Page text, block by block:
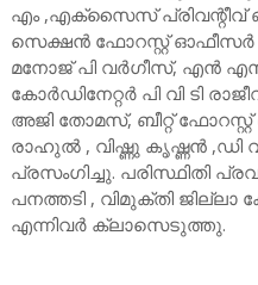
എം ,എക്സൈസ് പ്രിവന്റീവ്
സെക്ഷൻ ഫോറസ്റ്റ്
മനോജ് പി വർഗീസ്, എൻ
കോർഡിനേറ്റർ പി വി ടി
അജി തോമസ്, ബീറ്റ്
രാഹുൽ , വിഷ്ണു കൃഷ്ണൻ ,ഡി
പ്രസംഗിച്ചു. പരിസ്ഥിതി
പനത്തടി , വിമുക്തി
എന്നിവർ ക്ലാസെടുത്തു.